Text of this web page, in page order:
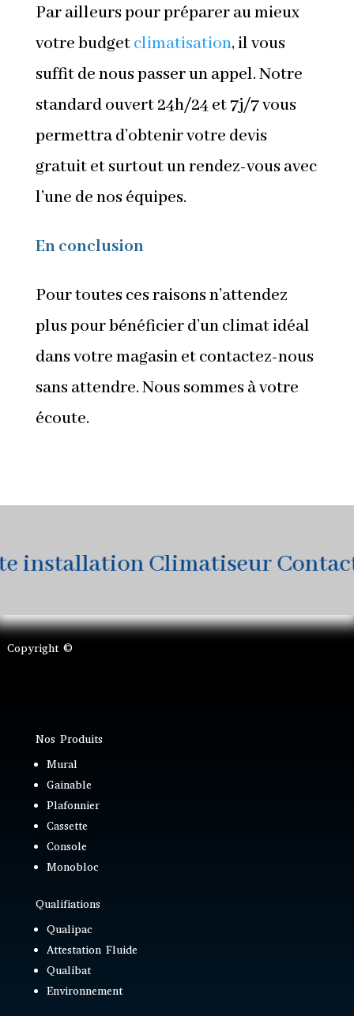
Par ailleurs pour préparer au mieux
votre budgetclimatisation, il vous
suffit de nous passer un appel. Notre
standard ouvert 24h/24 et 7j/7 vous
permettra d’obtenir votre devis
gratuit et surtout un rendez-vous avec
l’une de nos équipes.
En conclusion
Pour toutes ces raisons n’attendez
plus pour bénéficier d’un climat idéal
dans votre magasin et contactez-nous
sans attendre. Nous sommes à votre
écoute.
Climatiseur
Copyright ©
Nos Produits
Mural
Gainable
Plafonnier
Cassette
Console
Monobloc
Qualifiations
Qualipac
Attestation Fluide
Qualibat
Environnement